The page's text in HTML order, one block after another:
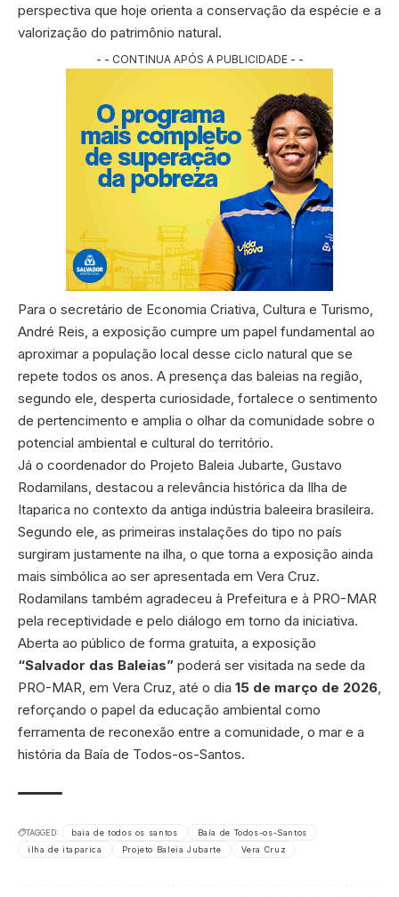
perspectiva que hoje orienta a conservação da espécie e a
valorização do patrimônio natural.
- - CONTINUA APÓS A PUBLICIDADE - -
Para o secretário de Economia Criativa, Cultura e Turismo,
André Reis, a exposição cumpre um papel fundamental ao
aproximar a população local desse ciclo natural que se
repete todos os anos. A presença das baleias na região,
segundo ele, desperta curiosidade, fortalece o sentimento
de pertencimento e amplia o olhar da comunidade sobre o
potencial ambiental e cultural do território.
Já o coordenador do Projeto Baleia Jubarte, Gustavo
Rodamilans, destacou a relevância histórica da Ilha de
Itaparica no contexto da antiga indústria baleeira brasileira.
Segundo ele, as primeiras instalações do tipo no país
surgiram justamente na ilha, o que torna a exposição ainda
mais simbólica ao ser apresentada em Vera Cruz.
Rodamilans também agradeceu à Prefeitura e à PRO-MAR
pela receptividade e pelo diálogo em torno da iniciativa.
Aberta ao público de forma gratuita, a exposição
“Salvador das Baleias” poderá ser visitada na sede da
PRO-MAR, em Vera Cruz, até o dia 15 de março de 2026,
reforçando o papel da educação ambiental como
ferramenta de reconexão entre a comunidade, o mar e a
história da Baía de Todos-os-Santos.
TAGGED: baia de todos os santos
Baía de Todos-os-Santos
ilha de itaparica
Projeto Baleia Jubarte Vera Cruz